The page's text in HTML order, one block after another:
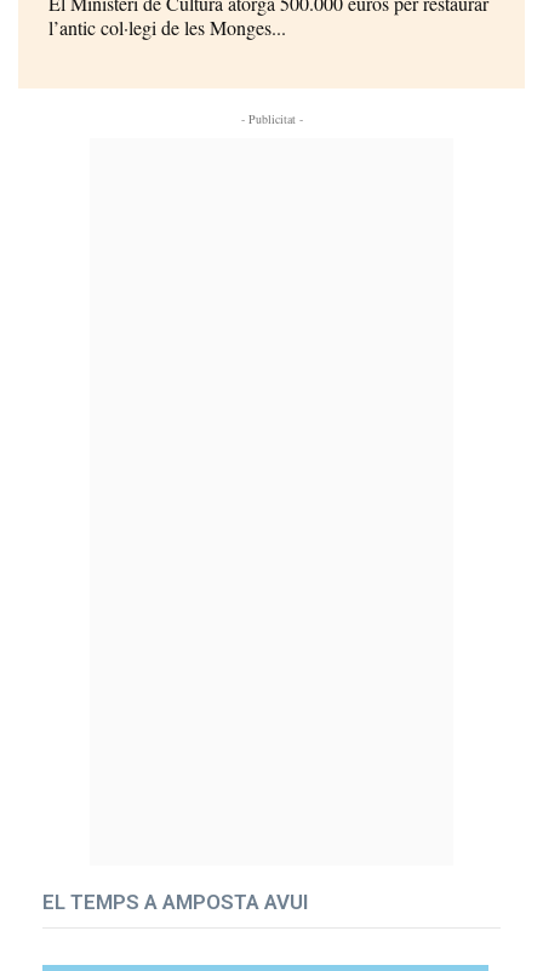
l’antic col·legi de les Monges...
- Publicitat -
EL TEMPS A AMPOSTA AVUI